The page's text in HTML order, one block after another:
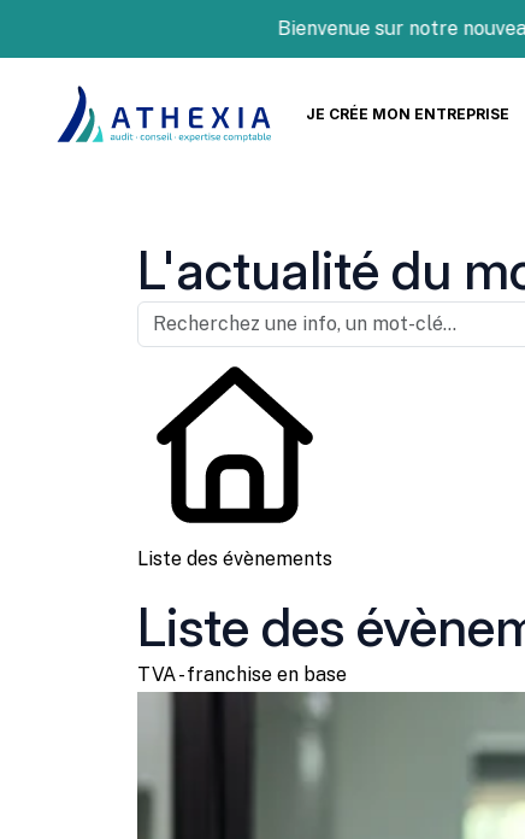
Bienvenue sur notre nouveau
JE CRÉE MON ENTREPRISE
L'actualité du
Liste des évènements
Liste des
TVA - franchise en base